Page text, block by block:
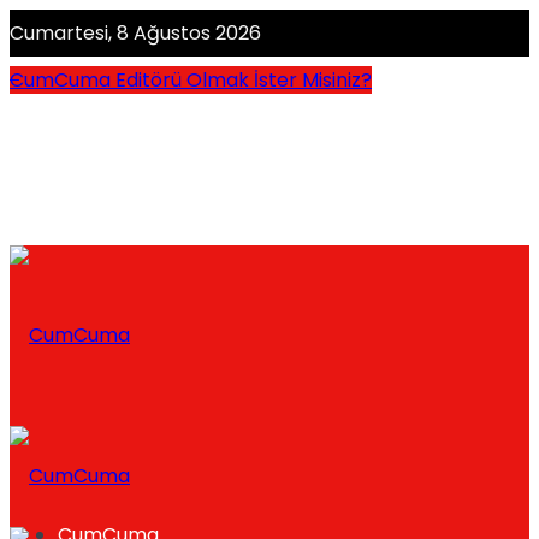
Cumartesi, 8 Ağustos 2026
CumCuma Editörü Olmak İster Misiniz?